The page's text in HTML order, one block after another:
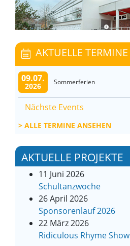
AKTUELLE TERMINE
09.07.
2026 Sommerferien
Nächste Events
ALLE TERMINE ANSEHEN
AKTUELLE PROJEKTE
11 Juni 2026
Schultanzwoche
26 April 2026
Sponsorenlauf 2026
22 März 2026
Ridiculous Rhyme Show